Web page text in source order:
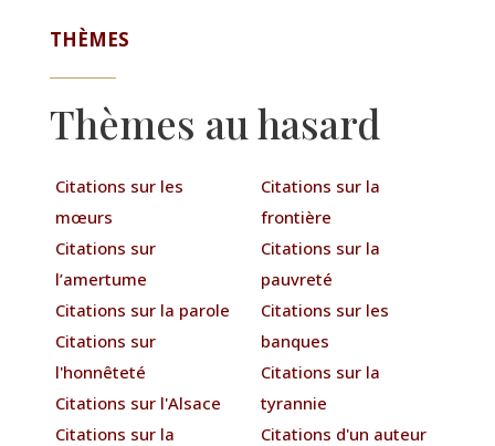
THÈMES
Thèmes au hasard
Citations sur les
mœurs
Citations sur
l’amertume
Citations sur la parole
Citations sur
l'honnêteté
Citations sur l'Alsace
Citations sur la
Citations sur la
frontière
Citations sur la
pauvreté
Citations sur les
banques
Citations sur la
tyrannie
Citations d'un auteur